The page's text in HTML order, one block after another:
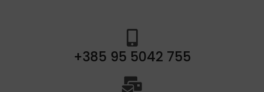
+385 95 5042 755